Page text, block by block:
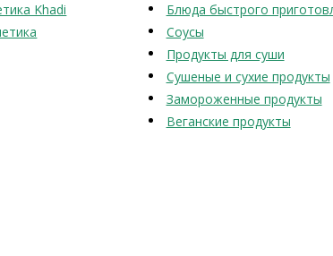
Khadi
Блюда быстрого
Соусы
Продукты для суши
Сушеные и сухие продукты
Замороженные продукты
Веганские продукты